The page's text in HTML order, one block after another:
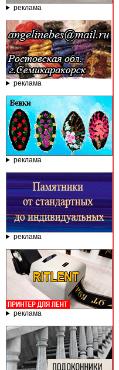
реклама
реклама
реклама
реклама
реклама